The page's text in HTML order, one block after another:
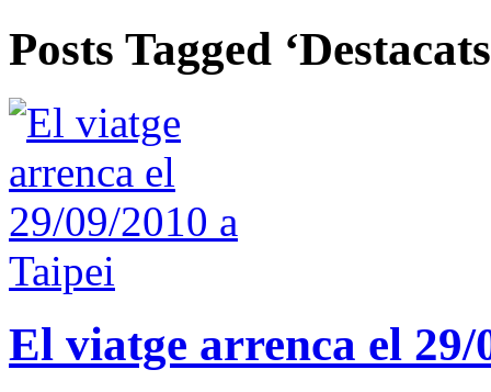
Posts Tagged
El viatge arrenca el 29/